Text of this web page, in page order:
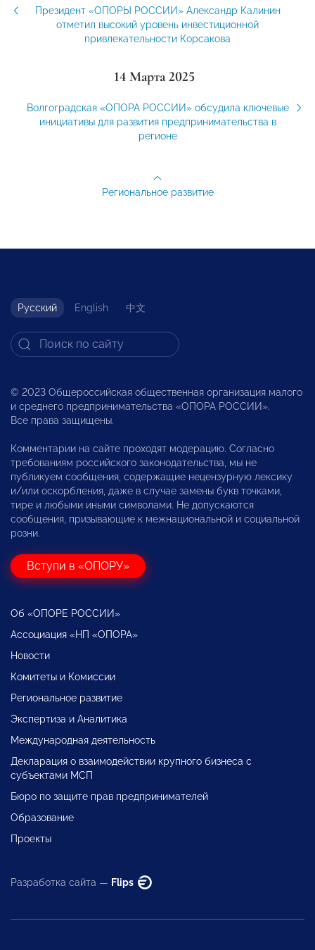
Президент «ОПОРЫ РОССИИ» Александр Калинин
отметил высокий уровень инвестиционной
привлекательности Корсакова
14 Марта 2025
Волгоградская «ОПОРА РОССИИ» обсудила ключевые
инициативы для развития предпринимательства в
регионе
Региональное развитие
Русский English 中文
© 2023 Общероссийская общественная организация малого
и среднего предпринимательства «ОПОРА РОССИИ».
Все права защищены.
Комментарии на сайте проходят модерацию. Согласно
требованиям российского законодательства, мы не
публикуем сообщения, содержащие нецензурную лексику
и/или оскорбления, даже в случае замены букв точками,
тире и любыми иными символами. Не допускаются
сообщения, призывающие к межнациональной и социальной
розни.
Вступи в «ОПОРУ»
Об «ОПОРЕ РОССИИ»
Ассоциация «НП «ОПОРА»
Новости
Комитеты и Комиссии
Региональное развитие
Экспертиза и Аналитика
Международная деятельность
Декларация о взаимодействии крупного бизнеса с
субъектами МСП
Бюро по защите прав предпринимателей
Образование
Проекты
Разработка сайта — Flips